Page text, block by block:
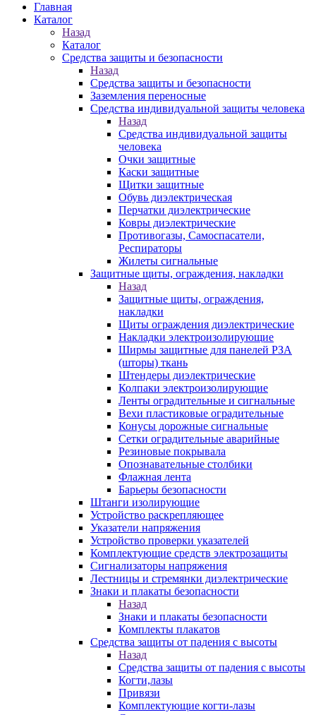
Главная
Каталог
Назад
Каталог
Средства защиты и безопасности
Назад
Средства защиты и безопасности
Заземления переносные
Средства индивидуальной защиты человека
Назад
Средства индивидуальной защиты
человека
Очки защитные
Каски защитные
Щитки защитные
Обувь диэлектрическая
Перчатки диэлектрические
Ковры диэлектрические
Противогазы, Самоспасатели,
Респираторы
Жилеты сигнальные
Защитные щиты, ограждения, накладки
Назад
Защитные щиты, ограждения,
накладки
Щиты ограждения диэлектрические
Накладки электроизолирующие
Ширмы защитные для панелей РЗА
(шторы) ткань
Штендеры диэлектрические
Колпаки электроизолирующие
Ленты оградительные и сигнальные
Вехи пластиковые оградительные
Конусы дорожные сигнальные
Сетки оградительные аварийные
Резиновые покрывала
Опознавательные столбики
Флажная лента
Барьеры безопасности
Штанги изолирующие
Устройство раскрепляющее
Указатели напряжения
Устройство проверки указателей
Комплектующие средств электрозащиты
Сигнализаторы напряжения
Лестницы и стремянки диэлектрические
Знаки и плакаты безопасности
Назад
Знаки и плакаты безопасности
Комплекты плакатов
Средства защиты от падения с высоты
Назад
Средства защиты от падения с высоты
Когти,лазы
Привязи
Комплектующие когти-лазы